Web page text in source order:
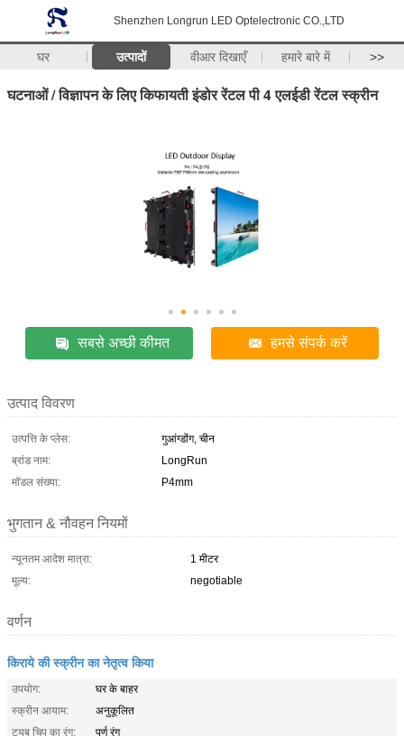
Shenzhen Longrun LED Optelectronic CO.,LTD
घर उत्पादों वीआर दिखाएँ हमारे बारे में >>
घटनाओं / विज्ञापन के लिए किफायती इंडोर रेंटल पी 4 एलईडी रेंटल स्क्रीन
सबसे अच्छी कीमत हमसे संपर्क करें
उत्पाद विवरण
उत्पत्ति के प्लेस:
गुआंग्डोंग, चीन
ब्रांड नाम:
LongRun
मॉडल संख्या:
P4mm
भुगतान & नौवहन नियमों
न्यूनतम आदेश मात्रा:
1 मीटर
मूल्य:
negotiable
वर्णन
किराये की स्क्रीन का नेतृत्व किया
उपयोग:
घर के बाहर
स्क्रीन आयाम:
अनुकूलित
ट्यूब चिप का रंग:
पूर्ण रंग